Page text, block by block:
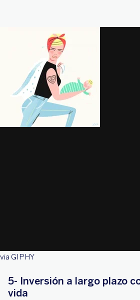
via GIPHY
5- Inversión a largo plazo
vida